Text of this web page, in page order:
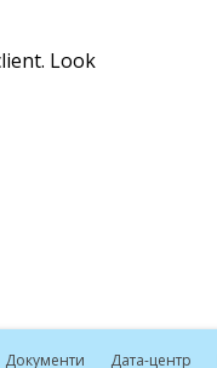
Look
Документи Дата-центр